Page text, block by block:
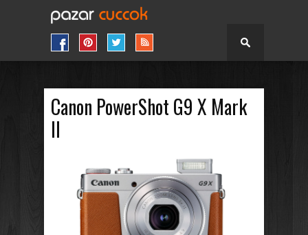
Canon PowerShot G9 X Mark
II